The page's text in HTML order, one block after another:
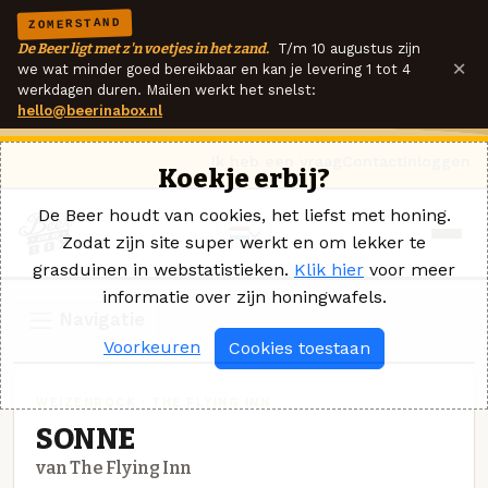
ZOMERSTAND
De Beer ligt met z'n voetjes in het zand. T/m 10 augustus zijn
we wat minder goed bereikbaar en kan je levering 1 tot 4
werkdagen duren. Mailen werkt het snelst:
hello@beerinabox.nl
×
SONNE
van The Flying Inn
Koekje erbij?
De Beer houdt van cookies, het liefst met honing.
Zodat zijn site super werkt en om lekker te
grasduinen in webstatistieken. Klik hier voor meer
informatie over zijn honingwafels.
Voorkeuren Cookies toestaan